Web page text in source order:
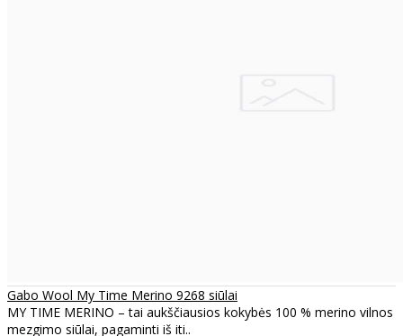
Gabo Wool My Time Merino 9268 siūlai
MY TIME MERINO – tai aukščiausios kokybės 100 % merino vilnos
mezgimo siūlai, pagaminti iš iti..